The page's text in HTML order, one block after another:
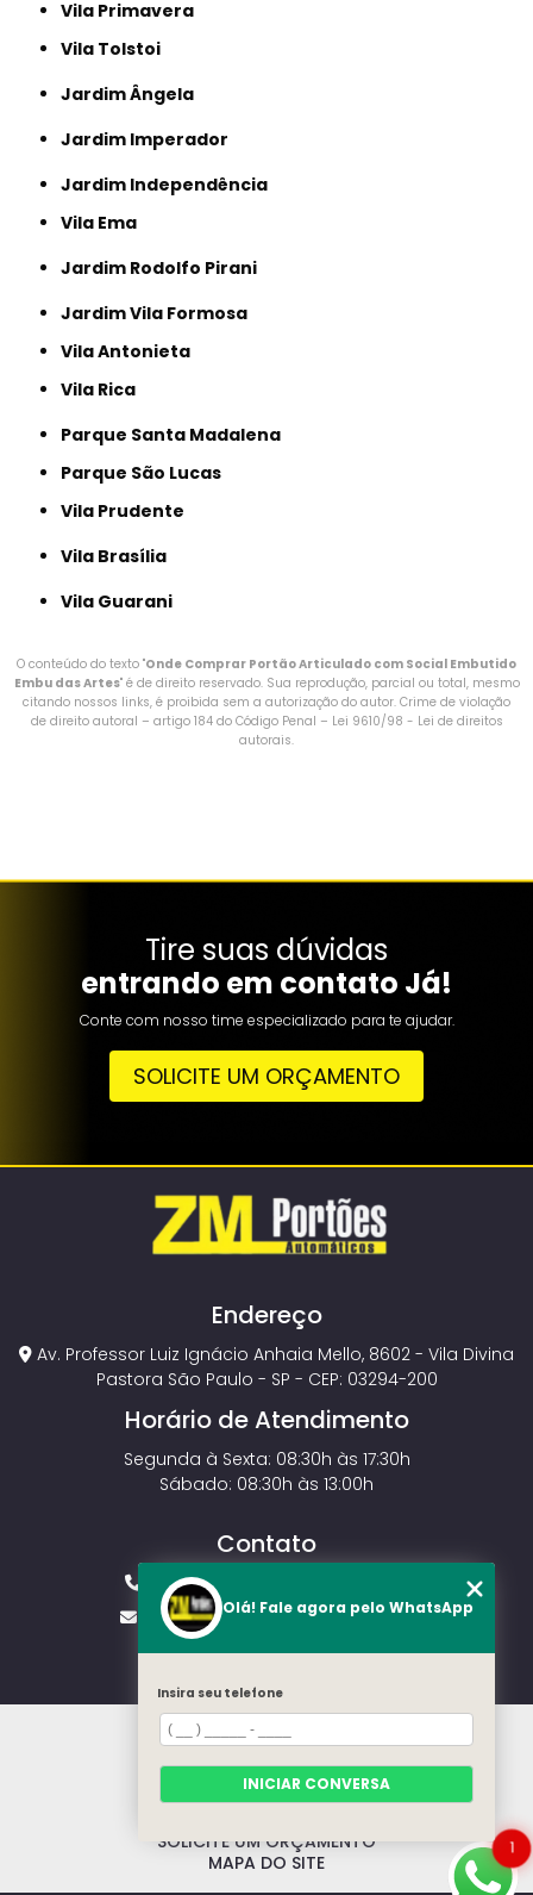
Vila Primavera
Vila Tolstoi
Jardim Ângela
Jardim Imperador
Jardim Independência
Vila Ema
Jardim Rodolfo Pirani
Jardim Vila Formosa
Vila Antonieta
Vila Rica
Parque Santa Madalena
Parque São Lucas
Vila Prudente
Vila Brasília
Vila Guarani
O conteúdo do texto "Onde Comprar Portão Articulado com Social Embutido
Embu das Artes" é de direito reservado. Sua reprodução, parcial ou total, mesmo
citando nossos links, é proibida sem a autorização do autor. Crime de violação
de direito autoral – artigo 184 do Código Penal – Lei 9610/98 - Lei de direitos
autorais.
Tire suas dúvidas
entrando em contato Já!
Conte com nosso time especializado para te ajudar.
SOLICITE UM ORÇAMENTO
Endereço
Av. Professor Luiz Ignácio Anhaia Mello, 8602 - Vila Divina
Pastora São Paulo - SP - CEP: 03294-200
Horário de Atendimento
Segunda à Sexta: 08:30h às 17:30h
Sábado: 08:30h às 13:00h
Contato
(11) 2143-4826
vendas.zmportoes@gmail.com
HOME
MODELOS
CONTATO
SOLICITE UM ORÇAMENTO
MAPA DO SITE
1
Olá! Fale agora pelo WhatsApp
Insira seu telefone
INICIAR CONVERSA